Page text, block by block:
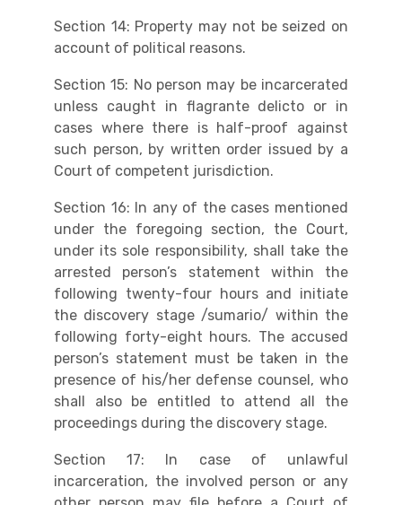
Section 14: Property may not be seized on
account of political reasons.
Section 15: No person may be incarcerated
unless caught in flagrante delicto or in
cases where there is half-proof against
such person, by written order issued by a
Court of competent jurisdiction.
Section 16: In any of the cases mentioned
under the foregoing section, the Court,
under its sole responsibility, shall take the
arrested person’s statement within the
following twenty-four hours and initiate
the discovery stage /sumario/ within the
following forty-eight hours. The accused
person’s statement must be taken in the
presence of his/her defense counsel, who
shall also be entitled to attend all the
proceedings during the discovery stage.
Section 17: In case of unlawful
incarceration, the involved person or any